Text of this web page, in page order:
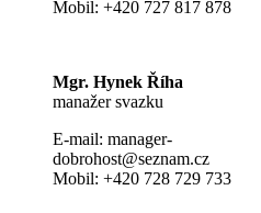
Mobil: +420 727 817 878
Mgr. Hynek Říha
manažer svazku
E-mail: manager-
dobrohost@seznam.cz
Mobil: +420 728 729 733